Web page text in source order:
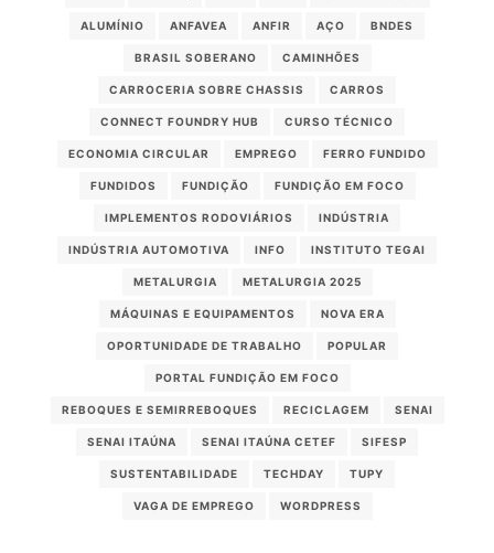
ALUMÍNIO ANFAVEA ANFIR AÇO BNDES
BRASIL SOBERANO CAMINHÕES
CARROCERIA SOBRE CHASSIS CARROS
CONNECT FOUNDRY HUB CURSO TÉCNICO
ECONOMIA CIRCULAR EMPREGO FERRO FUNDIDO
FUNDIDOS FUNDIÇÃO FUNDIÇÃO EM FOCO
IMPLEMENTOS RODOVIÁRIOS INDÚSTRIA
INDÚSTRIA AUTOMOTIVA INFO INSTITUTO TEGAI
METALURGIA METALURGIA 2025
MÁQUINAS E EQUIPAMENTOS NOVA ERA
OPORTUNIDADE DE TRABALHO POPULAR
PORTAL FUNDIÇÃO EM FOCO
REBOQUES E SEMIRREBOQUES RECICLAGEM SENAI
SENAI ITAÚNA SENAI ITAÚNA CETEF SIFESP
SUSTENTABILIDADE TECHDAY TUPY
VAGA DE EMPREGO WORDPRESS